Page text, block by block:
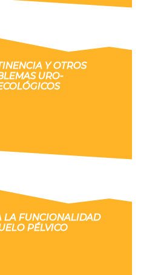
Y OTROS
URO-
LA FUNCIONALIDAD
PÉLVICO